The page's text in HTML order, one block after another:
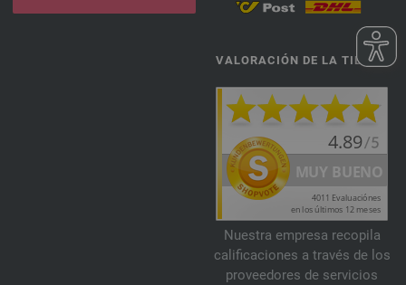
VALORACIÓN DE LA TIENDA
Nuestra empresa recopila
calificaciones a través de los
proveedores de servicios